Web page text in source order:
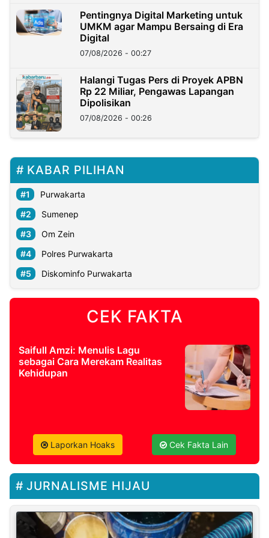
Pentingnya Digital Marketing untuk
UMKM agar Mampu Bersaing di Era
Digital
07/08/2026 - 00:27
Halangi Tugas Pers di Proyek APBN
Rp 22 Miliar, Pengawas Lapangan
Dipolisikan
07/08/2026 - 00:26
KABAR PILIHAN
Purwakarta
Sumenep
Om Zein
Polres Purwakarta
Diskominfo Purwakarta
CEK FAKTA
Saifull Amzi: Menulis Lagu
sebagai Cara Merekam Realitas
Kehidupan
Laporkan Hoaks Cek Fakta Lain
JURNALISME HIJAU